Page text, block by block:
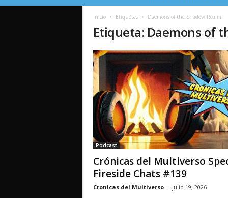
Inicio Etiquetas Daemons of the Shadow Realm
Etiqueta: Daemons of
Podcast
Crónicas del Multiverso
Fireside Chats #139
Cronicas del Multiverso - julio 19, 2026